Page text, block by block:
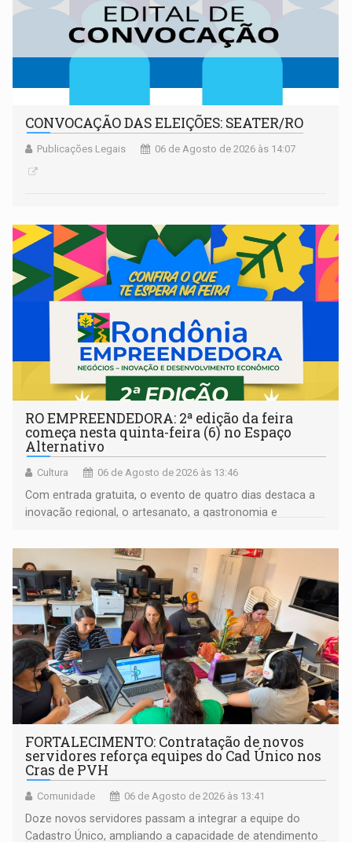
CONVOCAÇÃO DAS ELEIÇÕES: SEATER/RO
Publicações Legais 06 de Agosto de 2026 às 14:07
RO EMPREENDEDORA: 2ª edição da feira
começa nesta quinta-feira (6) no Espaço
Alternativo
Cultura 06 de Agosto de 2026 às 13:46
Com entrada gratuita, o evento de quatro dias destaca a
inovação regional, o artesanato, a gastronomia e
FORTALECIMENTO: Contratação de novos
servidores reforça equipes do Cad Único nos
Cras de PVH
Comunidade 06 de Agosto de 2026 às 13:41
Doze novos servidores passam a integrar a equipe do
Cadastro Único, ampliando a capacidade de atendimento